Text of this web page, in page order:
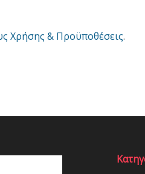
Χρήσης & Προϋποθέσεις.